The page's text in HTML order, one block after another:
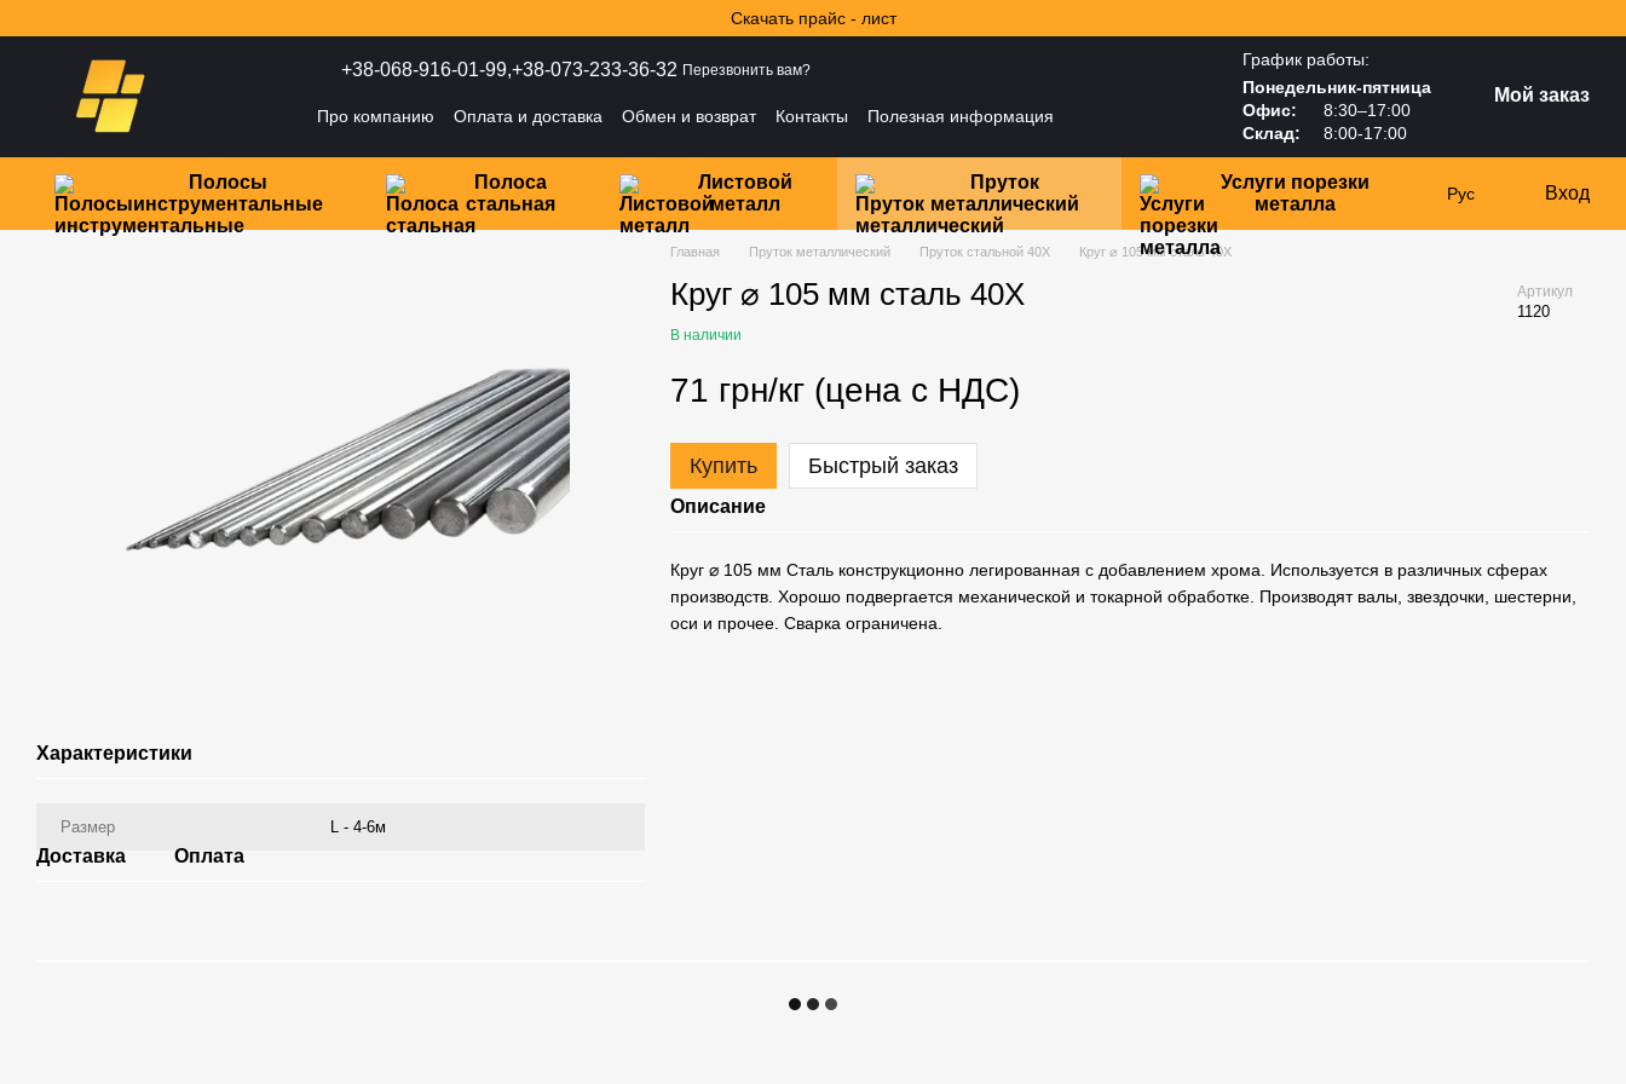
Скачать прайс - лист
+38-068-916-01-99,+38-073-233-36-32 Перезвонить вам?
Про компанию Оплата и доставка Обмен и возврат Контакты
Полезная информация
График работы:
Понедельник-пятница
Офис:
8:30–17:00
Склад:
8:00-17:00
Мой заказ
Полосы
инструментальные
Полоса
стальная
Листовой
металл
Пруток
металлический
Услуги порезки
металла
Рус Вход
Характеристики
Размер L - 4-6м
Доставка Оплата
Главная Пруток металлический Пруток стальной 40Х Круг ⌀ 105 мм сталь 40Х
Круг ⌀ 105 мм сталь 40Х Артикул
1120
В наличии
71 грн/кг (цена с НДС)
Купить Быстрый заказ
Описание
Круг ⌀ 105 мм Сталь конструкционно легированная с добавлением хрома. Используется в различных сферах
производств. Хорошо подвергается механической и токарной обработке. Производят валы, звездочки, шестерни,
оси и прочее. Сварка ограничена.